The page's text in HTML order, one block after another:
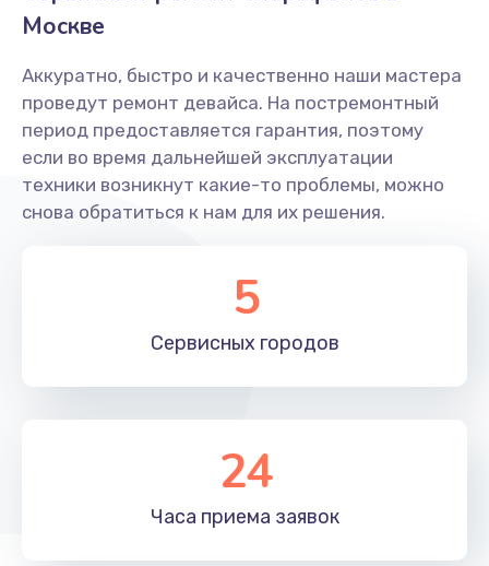
Москве
Аккуратно, быстро и качественно наши мастера
проведут ремонт девайса. На постремонтный
период предоставляется гарантия, поэтому
если во время дальнейшей эксплуатации
техники возникнут какие-то проблемы, можно
снова обратиться к нам для их решения.
5
Сервисных городов
24
Часа приема заявок